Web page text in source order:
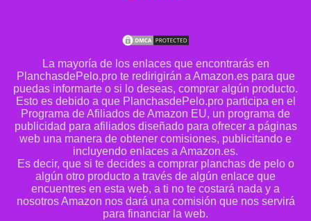
La mayoría de los enlaces que encontrarás en
PlanchasdePelo.pro te redirigirán a Amazon.es para que
puedas informarte o si lo deseas, comprar algún producto.
Esto es debido a que PlanchasdePelo.pro participa en el
Programa de Afiliados de Amazon EU, un programa de
publicidad para afiliados diseñado para ofrecer a páginas
web una manera de obtener comisiones, publicitando e
incluyendo enlaces a Amazon.es.
Es decir, que si te decides a comprar planchas de pelo o
algún otro producto a través de algún enlace que
encuentres en esta web, a ti no te costará nada y a
nosotros Amazon nos dará una comisión que nos servirá
para financiar la web.